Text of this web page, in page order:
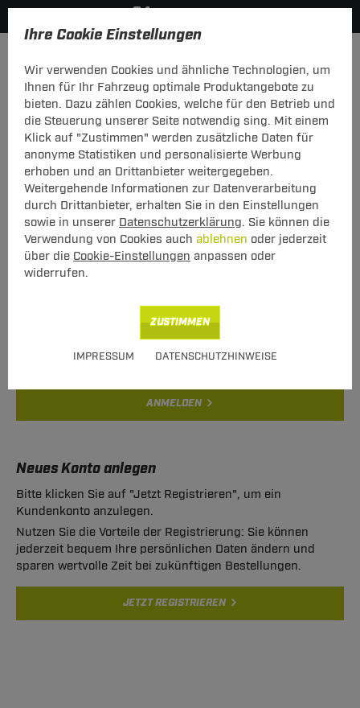
Ihre Cookie Einstellungen
Wir verwenden Cookies und ähnliche Technologien, um
Ihnen für Ihr Fahrzeug optimale Produktangebote zu
bieten. Dazu zählen Cookies, welche für den Betrieb und
die Steuerung unserer Seite notwendig sing. Mit einem
Klick auf "Zustimmen" werden zusätzliche Daten für
anonyme Statistiken und personalisierte Werbung
erhoben und an Drittanbieter weitergegeben.
Weitergehende Informationen zur Datenverarbeitung
durch Drittanbieter, erhalten Sie in den Einstellungen
sowie in unserer Datenschutzerklärung. Sie können die
Verwendung von Cookies auch ablehnen oder jederzeit
über die Cookie-Einstellungen anpassen oder
widerrufen.
IMPRESSUM DATENSCHUTZHINWEISE
ZUSTIMMEN
Mein Konto
Falls Sie schon Kunde bei uns sind, melden Sie sich bitte
hier mit Ihrer E-Mail-Adresse und Ihrem Passwort an.
Ich bin bereits Kunde
Bitte mit E-Mail-Adresse und Passwort hier anmelden.
E-Mail:
angemeldet bleiben
ANMELDEN
Neues Konto anlegen
Bitte klicken Sie auf "Jetzt Registrieren", um ein
Kundenkonto anzulegen.
Nutzen Sie die Vorteile der Registrierung: Sie können
jederzeit bequem Ihre persönlichen Daten ändern und
sparen wertvolle Zeit bei zukünftigen Bestellungen.
JETZT REGISTRIEREN